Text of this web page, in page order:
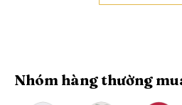
Nhóm hàng thường